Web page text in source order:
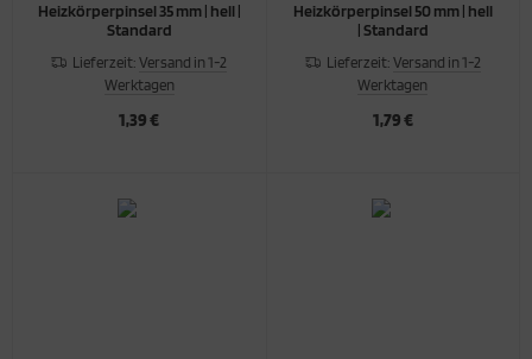
Heizkörperpinsel 35 mm | hell |
Standard
Lieferzeit:Versand in 1-2
Werktagen
1,39 €
Heizkörperpinsel 50 mm | hell
| Standard
Lieferzeit: Versand in 1-2
Werktagen
1,79 €